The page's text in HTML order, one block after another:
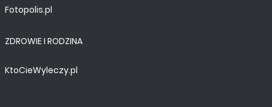
Fotopolis.pl
ZDROWIE I RODZINA
KtoCieWyleczy.pl